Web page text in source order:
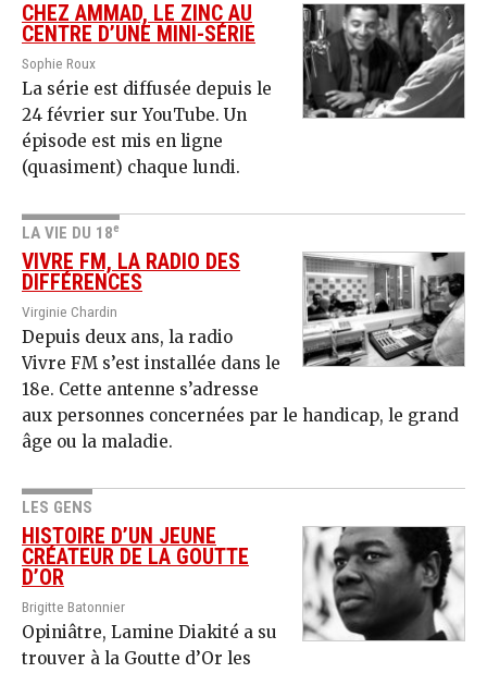
CHEZ AMMAD, LE ZINC AU
CENTRE D’UNE MINI-SÉRIE
Sophie Roux
La série est diffusée depuis le
24 février sur YouTube. Un
épisode est mis en ligne
(quasiment) chaque lundi.
LA VIE DU 18e
VIVRE FM, LA RADIO DES
DIFFÉRENCES
Virginie Chardin
Depuis deux ans, la radio
Vivre FM s’est installée dans le
18e. Cette antenne s’adresse
aux personnes concernées par le handicap, le grand
âge ou la maladie.
LES GENS
HISTOIRE D’UN JEUNE
CRÉATEUR DE LA GOUTTE
D’OR
Brigitte Batonnier
Opiniâtre, Lamine Diakité a su
trouver à la Goutte d’Or les